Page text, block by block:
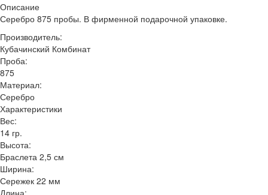
Описание
Серебро 875 пробы. В фирменной подарочной упаковке.
Производитель:
Кубачинский Комбинат
Проба:
875
Материал:
Серебро
Характеристики
Вес:
14 гр.
Высота:
Браслета 2,5 см
Ширина:
Сережек 22 мм